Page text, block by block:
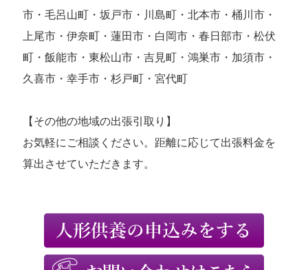
市・毛呂山町・坂戸市・川島町・北本市・桶川市・
上尾市・伊奈町・蓮田市・白岡市・春日部市・松伏
町・飯能市・東松山市・吉見町・鴻巣市・加須市・
久喜市・幸手市・杉戸町・宮代町
【その他の地域の出張引取り】
お気軽にご相談ください。距離に応じて出張料金を
算出させていただきます。